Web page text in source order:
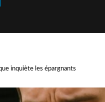
inquiète les épargnants